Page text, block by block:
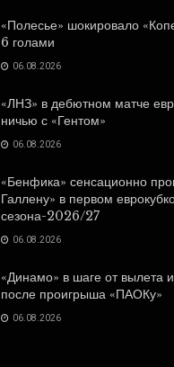
«Полесье» шокировало
6 голами
06.08.2026
«ЛНЗ» в дебютном матче
ничью с «Гентом»
06.08.2026
«Бенфика» сенсационно
Галлену» в первом
сезона-2026/27
06.08.2026
«Динамо» в шаге от вылета
после проигрыша «ПАОКу»
06.08.2026